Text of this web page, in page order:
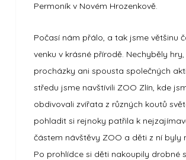
Permoník v Novém Hrozenkově.
Počasí nám přálo, a tak jsme většinu
venku v krásné přírodě. Nechyběly hry,
procházky ani spousta společných
středu jsme navštívili ZOO Zlín, kde
obdivovali zvířata z různých koutů
pohladit si rejnoky patřila k
částem návštěvy ZOO a děti z ní byly
Po prohlídce si děti nakoupily drobné